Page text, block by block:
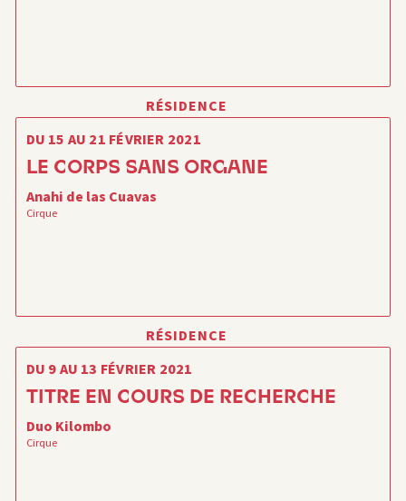
RÉSIDENCE
DU 15 AU 21 FÉVRIER 2021
LE CORPS SANS ORGANE
Anahi de las Cuavas
Cirque
RÉSIDENCE
DU 9 AU 13 FÉVRIER 2021
TITRE EN COURS DE RECHERCHE
Duo Kilombo
Cirque